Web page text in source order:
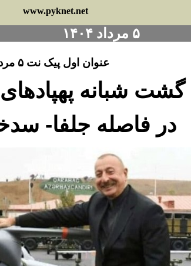
www.pyknet.net
۵ مرداد ۱۴۰۴
عنوان اول پیک نت ۵ مرداد
گشت شبانه
در فاصله جلفا-